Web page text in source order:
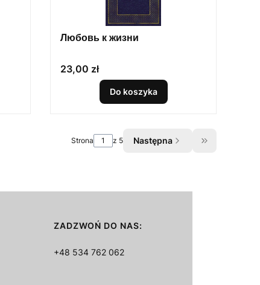
Любовь к жизни
Cena
23,00 zł
Do koszyka
Strona z 5 Następna Przejdź do
ZADZWOŃ DO NAS:
+48 534 762 062